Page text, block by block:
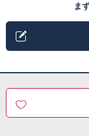
ま